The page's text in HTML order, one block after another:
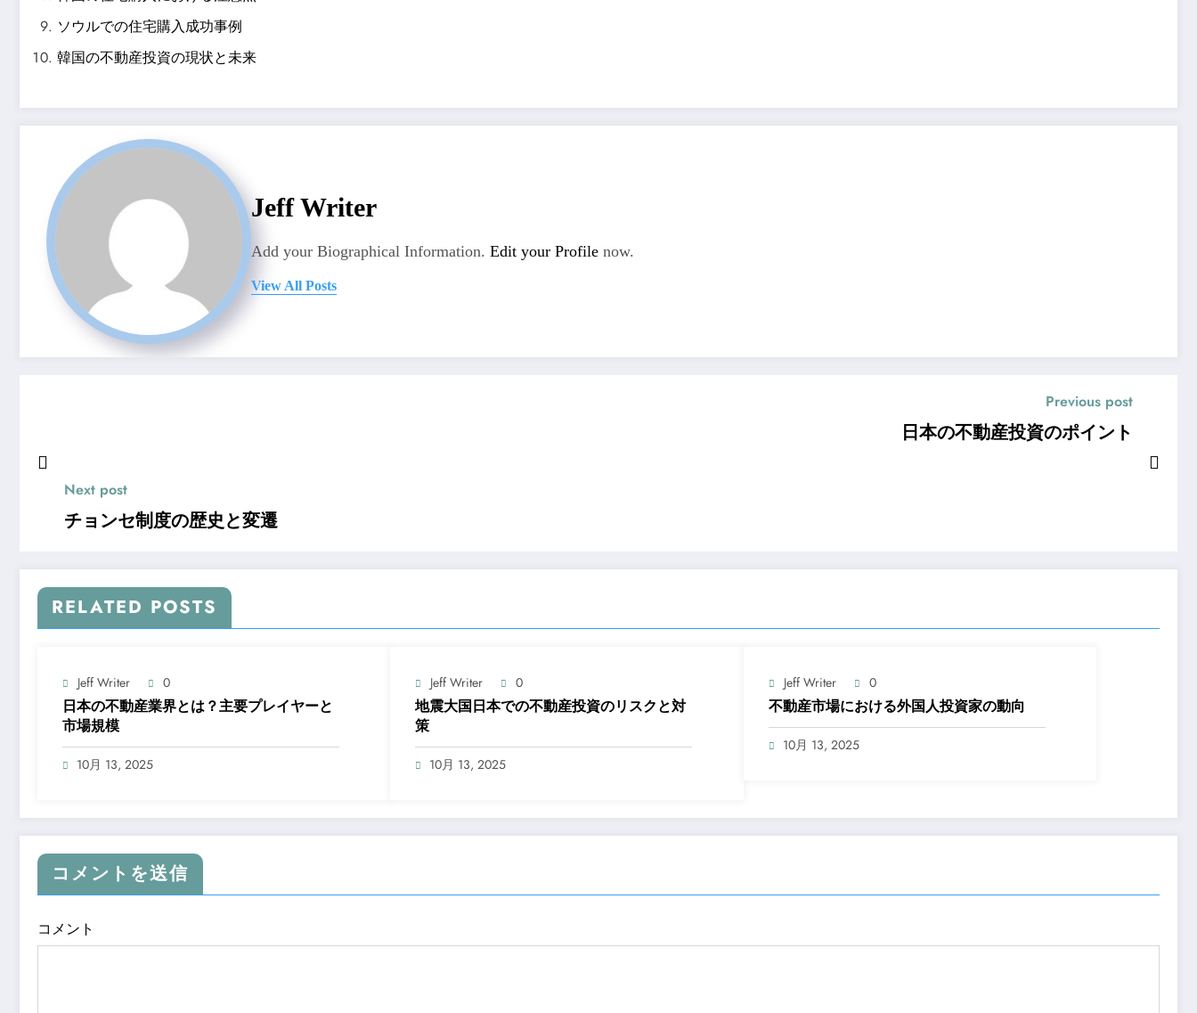
ソウルでの住宅購入成功事例
韓国の不動産投資の現状と未来
Jeff Writer
Add your Biographical Information. Edit your Profile now.
View All Posts
Previous post
日本の不動産投資のポイント
Next post
チョンセ制度の歴史と変遷
RELATED POSTS
Jeff Writer 0
日本の不動産業界とは？主要プレイヤーと
市場規模
10月 13, 2025
Jeff Writer 0
地震大国日本での不動産投資のリスクと対
策
10月 13, 2025
Jeff Writer 0
不動産市場における外国人投資家の動向
10月 13, 2025
コメントを送信
コメント